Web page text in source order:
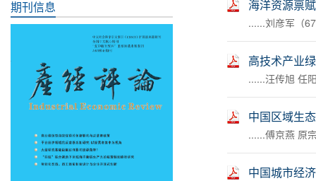
期刊信息 海洋资源禀
......刘彦军（
高技术产业
......汪传旭 任
中国区域生
......傅京燕 原
中国城市经